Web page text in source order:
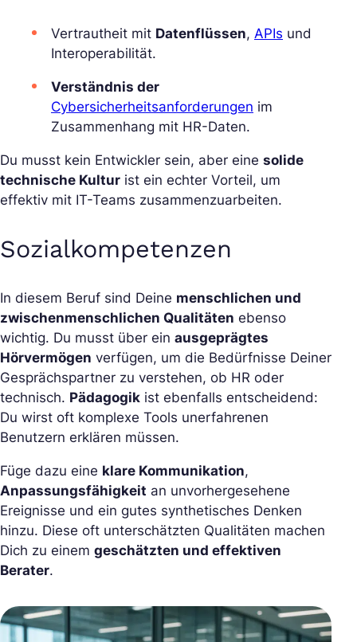
Vertrautheit mit Datenflüssen, APIs und
Interoperabilität.
Verständnis der
Cybersicherheitsanforderungen im
Zusammenhang mit HR-Daten.
Du musst kein Entwickler sein, aber eine solide
technische Kultur ist ein echter Vorteil, um
effektiv mit IT-Teams zusammenzuarbeiten.
Sozialkompetenzen
In diesem Beruf sind Deine menschlichen und
zwischenmenschlichen Qualitäten ebenso
wichtig. Du musst über ein ausgeprägtes
Hörvermögen verfügen, um die Bedürfnisse Deiner
Gesprächspartner zu verstehen, ob HR oder
technisch. Pädagogik ist ebenfalls entscheidend:
Du wirst oft komplexe Tools unerfahrenen
Benutzern erklären müssen.
Füge dazu eine klare Kommunikation,
Anpassungsfähigkeit an unvorhergesehene
Ereignisse und ein gutes synthetisches Denken
hinzu. Diese oft unterschätzten Qualitäten machen
Dich zu einem geschätzten und effektiven
Berater.